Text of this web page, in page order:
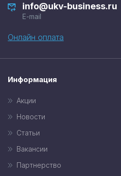
info@ukv-business.ru
E-mail
Онлайн оплата
Информация
Акции
Новости
Статьи
Вакансии
Партнерство